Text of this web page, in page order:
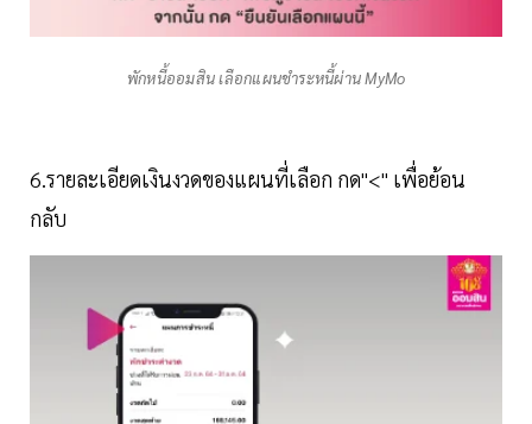
พักหนี้ออมสิน เลือกแผนชำระหนี้ผ่าน MyMo
6.รายละเอียดเงินงวดของแผนที่เลือก กด"<" เพื่อย้อน
กลับ